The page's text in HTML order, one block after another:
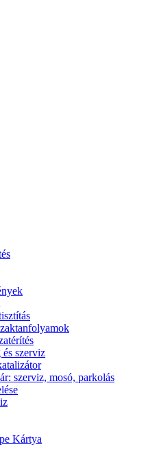
szerviz
szerviz, mosó, parkolás
Kártya